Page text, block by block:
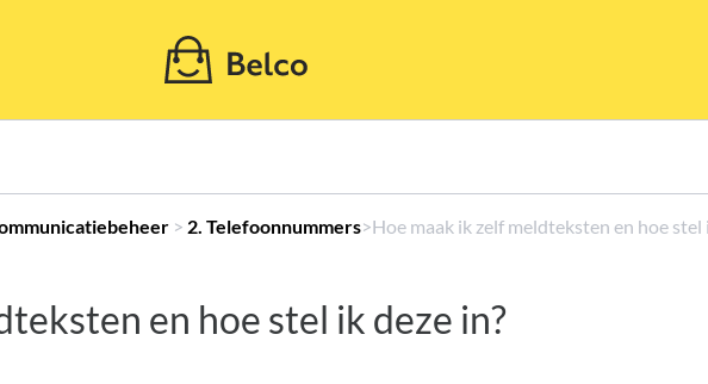
​ > ​ ​2. Telefoonnummers​>​ Hoe maak ik zelf meldteksten en hoe stel
en hoe stel ik deze in?